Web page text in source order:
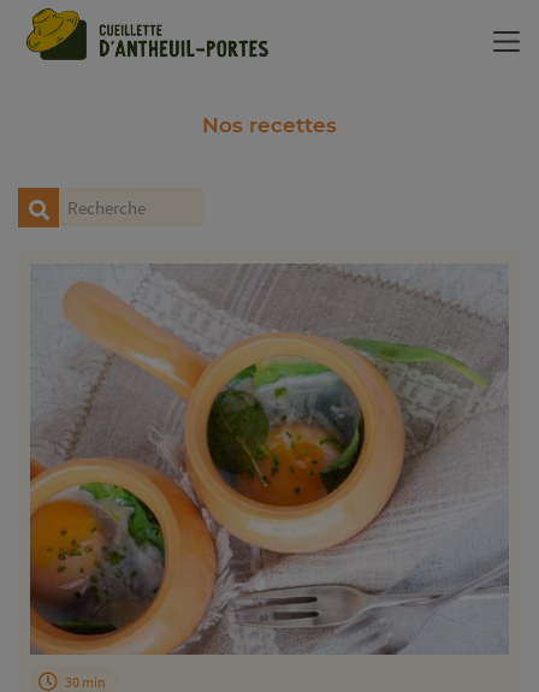
Nos recettes
30 min
Panneau de gestion des cookies